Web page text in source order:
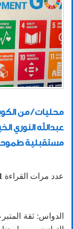
محليات / من
عبدالله النوري
مستقبلية
عدد مرات القراءة
الدواس: ثقة